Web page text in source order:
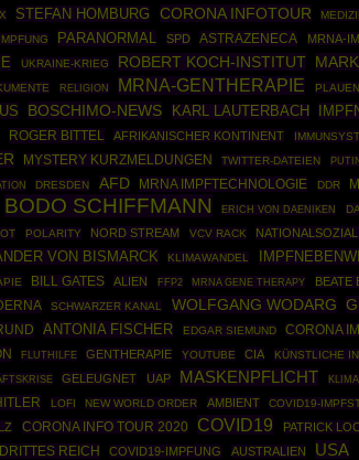
STEFAN HOMBURG CORONA INFOTOUR
PARANORMAL SPD ASTRAZENECA MRNA-
UKRAINE-KRIEG ROBERT KOCH-INSTITUT
RELIGION MRNA-GENTHERAPIE PLAUEN
BOSCHIMO-NEWS KARL LAUTERBACH
ROGER BITTEL AFRIKANISCHER KONTINENT
MYSTERY KURZMELDUNGEN TWITTER-DATEIEN
DRESDEN AFD MRNA IMPFTECHNOLOGIE DDR
BODO SCHIFFMANN ERICH VON DAENIKEN
POLARITY NORD STREAM VCV RACK
VON BISMARCK KLIMAWANDEL
BILL GATES ALIEN FFP2 MRNA GENE THERAPY BEATE
SCHWARZER KANAL WOLFGANG WODARG
ANTONIA FISCHER EDGAR SIEMUND CORONA
FLUTHILFE GENTHERAPIE YOUTUBE CIA KÜNSTLICHE
GELEUGNET UAP MASKENPFLICHT KLIMA
LOFI NEW WORLD ORDER AMBIENT COVID19-
CORONA INFO TOUR 2020 COVID19 PATRICK
DRITTES REICH COVID19-IMPFUNG AUSTRALIEN USA